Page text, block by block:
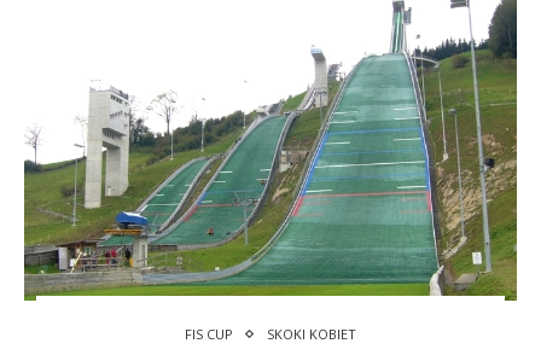
FIS CUP SKOKI KOBIET